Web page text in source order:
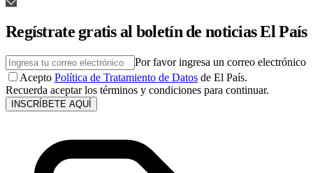
Regístrate gratis al boletín de noticias El País
Por favor ingresa un correo electrónico
Acepto Política de Tratamiento de Datos de El País.
Recuerda aceptar los términos y condiciones para continuar.
INSCRÍBETE AQUÍ